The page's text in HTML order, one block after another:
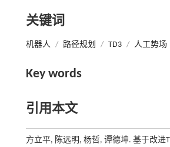
关键词
机器人 / 路径规划 / TD3 / 人工势场
Key words
引用本文
方立平, 陈远明, 杨哲, 谭德坤. 基于改进